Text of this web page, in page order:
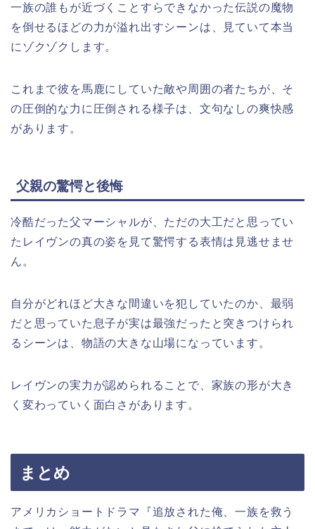
一族の誰もが近づくことすらできなかった伝説の魔物
を倒せるほどの力が溢れ出すシーンは、見ていて本当
にゾクゾクします。
これまで彼を馬鹿にしていた敵や周囲の者たちが、そ
の圧倒的な力に圧倒される様子は、文句なしの爽快感
があります。
父親の驚愕と後悔
冷酷だった父マーシャルが、ただの大工だと思ってい
たレイヴンの真の姿を見て驚愕する表情は見逃せませ
ん。
自分がどれほど大きな間違いを犯していたのか、最弱
だと思っていた息子が実は最強だったと突きつけられ
るシーンは、物語の大きな山場になっています。
レイヴンの実力が認められることで、家族の形が大き
く変わっていく面白さがあります。
まとめ
アメリカショートドラマ『追放された俺、一族を救う